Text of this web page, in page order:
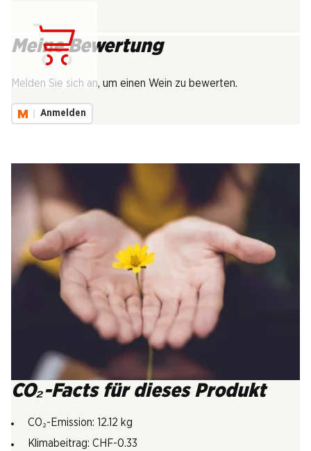
Meine Bewertung
Melden Sie sich an, um einen Wein zu bewerten.
Anmelden
CO₂-Facts für dieses Produkt
CO₂-Emission: 12.12 kg
Klimabeitrag: CHF-0.33